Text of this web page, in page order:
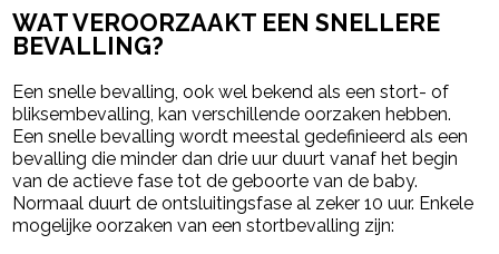
WAT VEROORZAAKT EEN SNELLERE
BEVALLING?
Een snelle bevalling, ook wel bekend als een stort- of
bliksembevalling, kan verschillende oorzaken hebben.
Een snelle bevalling wordt meestal gedefinieerd als een
bevalling die minder dan drie uur duurt vanaf het begin
van de actieve fase tot de geboorte van de baby.
Normaal duurt de ontsluitingsfase al zeker 10 uur. Enkele
mogelijke oorzaken van een stortbevalling zijn: